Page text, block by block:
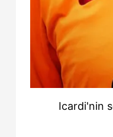
Icardi'nin